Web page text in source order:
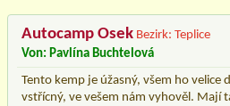
Autocamp Osek Bezirk: Teplice
Von: Pavlína Buchtelová
Tento kemp je úžasný, všem ho
vstřícný, ve vešem nám vyhověl. Mají